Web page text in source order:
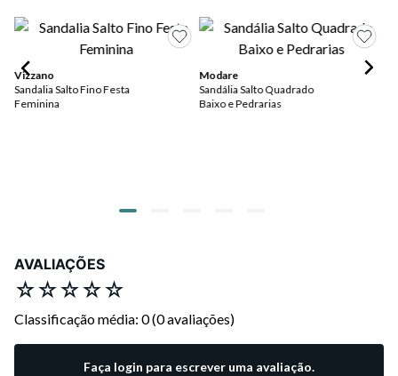
Vizzano
Sandalia Salto Fino Festa
Feminina
Modare
Sandália Salto Quadrado
Baixo e Pedrarias
AVALIAÇÕES
☆☆☆☆☆
Classificação média: 0(0 avaliações)
Faça login para escrever uma avaliação.